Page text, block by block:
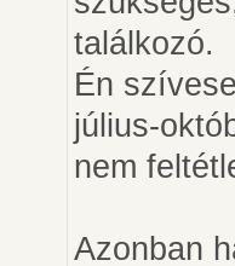
találkozó.
Én
július-
nem
Azonban